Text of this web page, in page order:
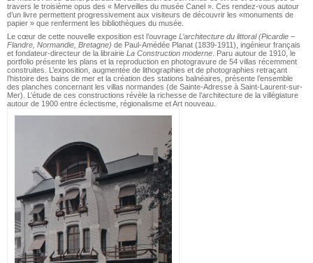
travers le troisième opus des « Merveilles du musée Canel ». Ces rendez-vous autour
d’un livre permettent progressivement aux visiteurs de découvrir les «monuments de
papier » que renferment les bibliothèques du musée.
Le cœur de cette nouvelle exposition est l’ouvrage L’architecture du littoral (Picardie –
Flandre, Normandie, Bretagne) de Paul-Amédée Planat (1839-1911), ingénieur français
et fondateur-directeur de la librairie La Construction moderne . Paru autour de 1910, le
portfolio présente les plans et la reproduction en photogravure de 54 villas récemment
construites. L’exposition, augmentée de lithographies et de photographies retraçant
l’histoire des bains de mer et la création des stations balnéaires, présente l’ensemble
des planches concernant les villas normandes (de Sainte-Adresse à Saint-Laurent-sur-
Mer). L’étude de ces constructions révèle la richesse de l’architecture de la villégiature
autour de 1900 entre éclectisme, régionalisme et Art nouveau.